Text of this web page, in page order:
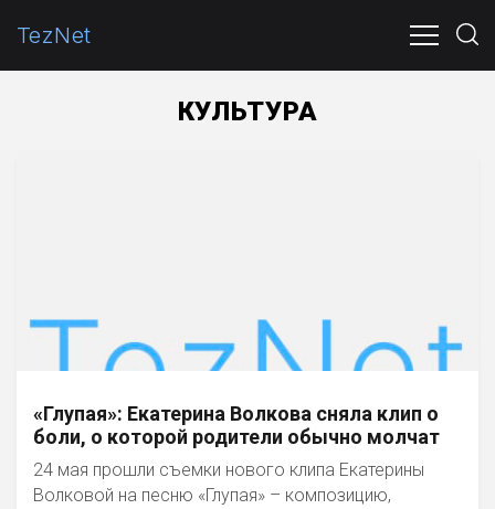
TezNet
ПОЛИТИКА В
КУЛЬТУРА
«Глупая»: Екатерина Волкова сняла клип о
боли, о которой родители обычно молчат
24 мая прошли съемки нового клипа Екатерины
Волковой на песню «Глупая» – композицию,